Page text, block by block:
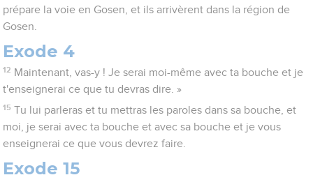
prépare la voie en Gosen, et ils arrivèrent dans la région de
Gosen.
Exode 4
12 Maintenant, vas-y ! Je serai moi-même avec ta bouche et je
t'enseignerai ce que tu devras dire. »
15 Tu lui parleras et tu mettras les paroles dans sa bouche, et
moi, je serai avec ta bouche et avec sa bouche et je vous
enseignerai ce que vous devrez faire.
Exode 15